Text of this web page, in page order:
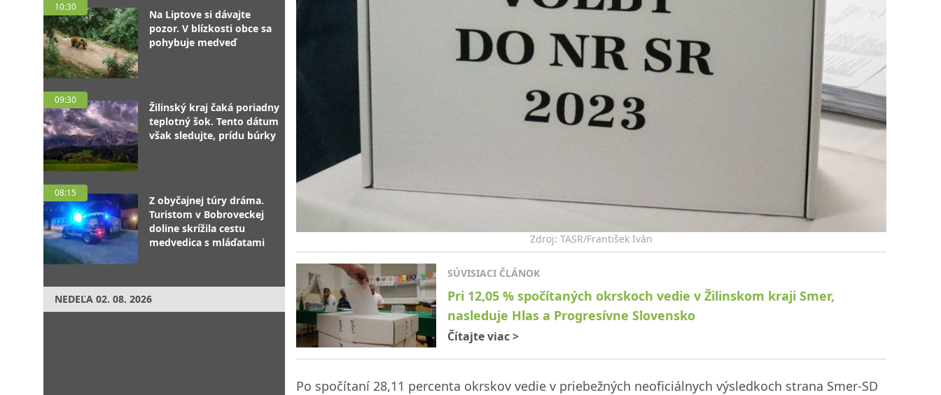
10:30
Na Liptove si dávajte
pozor. V blízkosti obce sa
pohybuje medveď
09:30
Žilinský kraj čaká poriadny
teplotný šok. Tento dátum
však sledujte, prídu búrky
08:15
Z obyčajnej túry dráma.
Turistom v Bobroveckej
doline skrížila cestu
medvedica s mláďatami
NEDEĽA 02. 08. 2026
Zdroj: TASR/František Iván
SÚVISIACI ČLÁNOK
Pri 12,05 % spočítaných okrskoch vedie v Žilinskom kraji Smer,
nasleduje Hlas a Progresívne Slovensko
Čítajte viac>
Po spočítaní 28,11 percenta okrskov vedie v priebežných neoficiálnych výsledkoch strana Smer-SD